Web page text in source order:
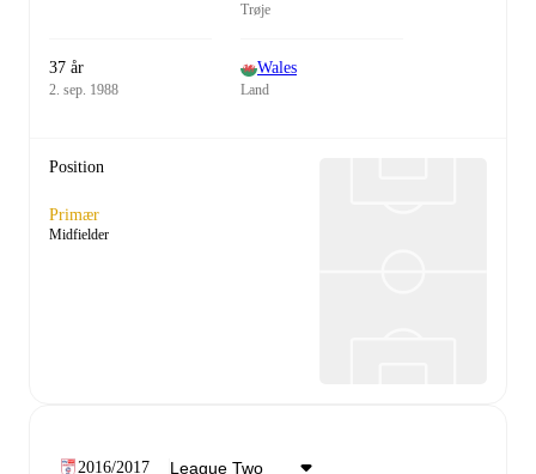
Trøje
37 år
2. sep. 1988
Wales
Land
Position
Primær
Midfielder
2016/2017